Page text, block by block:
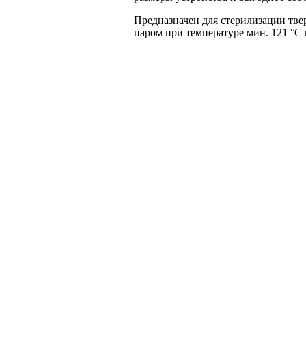
Предназначен для стерилизации
паром при температуре мин. 121